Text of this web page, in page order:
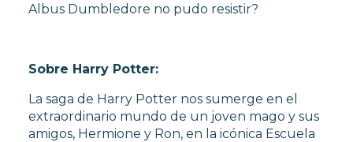
Albus Dumbledore no pudo resistir?
Sobre Harry Potter:
La saga de Harry Potter nos sumerge en el
extraordinario mundo de un joven mago y sus
amigos, Hermione y Ron, en la icónica Escuela